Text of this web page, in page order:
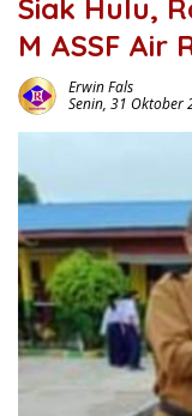
Siak Hulu,
M ASSF Air
Erwin Fals
Senin, 31 Oktober